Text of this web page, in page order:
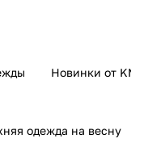
Новинки от KMI
одежда на весну